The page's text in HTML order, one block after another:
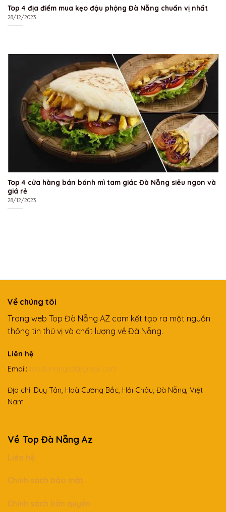
Top 4 địa điểm mua kẹo đậu phộng Đà Nẵng chuẩn vị nhất
28/12/2023
Top 4 cửa hàng bán bánh mì tam giác Đà Nẵng siêu ngon và
giá rẻ
28/12/2023
Về chúng tôi
Trang web Top Đà Nẵng AZ cam kết tạo ra một nguồn
thông tin thú vị và chất lượng về Đà Nẵng.
Liên hệ
Email: topdanangaz@gmail.com
Địa chỉ: Duy Tân, Hoà Cường Bắc, Hải Châu, Đà Nẵng, Việt
Nam
Về Top Đà Nẵng Az
Liên hệ
Chính sách bảo mật
Chính sách bản quyền